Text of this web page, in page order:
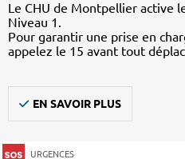
Le CHU de Montpellier active
Niveau 1.
Pour garantir une prise en
appelez le 15 avant tout
EN SAVOIR PLUS
URGENCES